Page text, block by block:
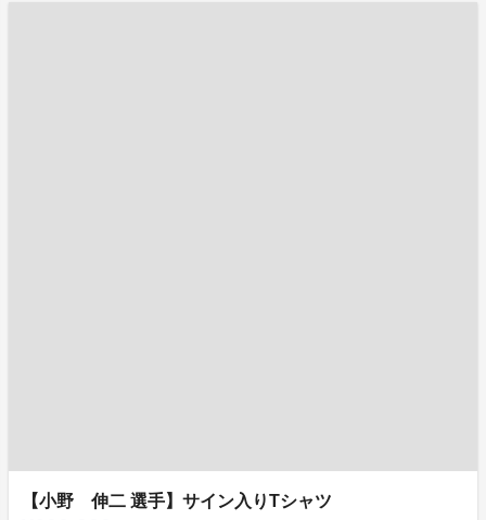
【小野 伸二 選手】サイン入りTシャツ